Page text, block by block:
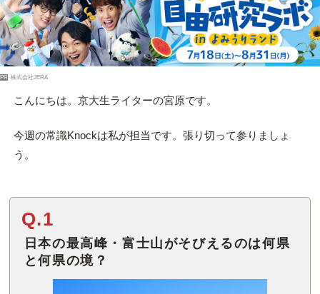
PR 株式会社JERA
こんにちは。京大生ライターの宮原です。
今週の常識Knockは私が担当です。張り切って参りましょ
う。
Q.1
日本の最高峰・富士山がそびえるのは何県
と何県の境？